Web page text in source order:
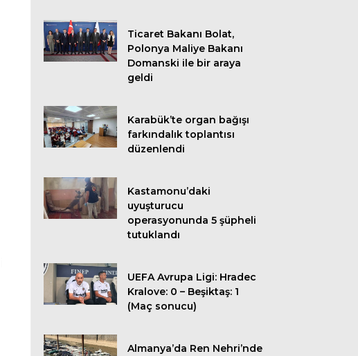
Ticaret Bakanı Bolat,
Polonya Maliye Bakanı
Domanski ile bir araya
geldi
Karabük’te organ bağışı
farkındalık toplantısı
düzenlendi
Kastamonu’daki
uyuşturucu
operasyonunda 5 şüpheli
tutuklandı
UEFA Avrupa Ligi: Hradec
Kralove: 0 – Beşiktaş: 1
(Maç sonucu)
Almanya’da Ren Nehri’nde